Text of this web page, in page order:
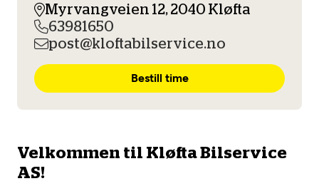
Diagnose/Feilsøking
Se alle (52) tjenester her
Mekonomen Bilkonto
Les mer
Fritt verkstedvalg
Lønnsomt valg
Mobilitetsgaranti
Opprett en konto
Myrvangveien 12, 2040 Kløfta
63981650
post@kloftabilservice.no
Bestill time
Velkommen til Kløfta Bilservice
AS!